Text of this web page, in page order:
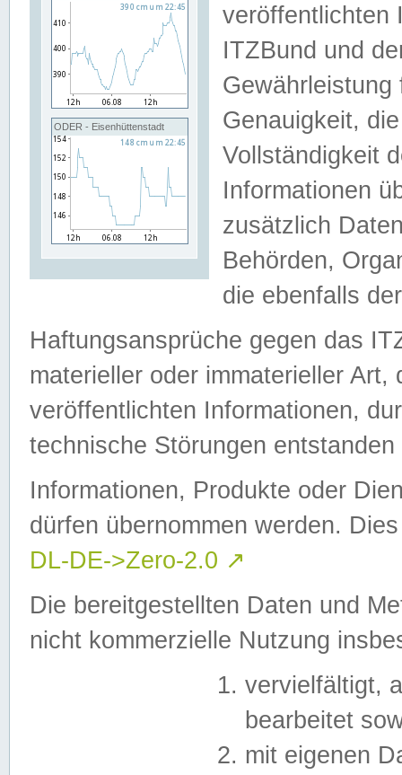
ODER - Eisenhüttenstadt
veröffentlichten
ITZBund und
Genauigkeit,
Vollständigkeit
Informationen
zusätzlich
Behörden,
die ebenfalls
Haftungsansprüche gegen das
materieller oder immaterieller
veröffentlichten Informationen,
technische Störungen
Informationen, Produkte oder
dürfen übernommen werden.
DL-DE->Zero-2.0 ↗
Die bereitgestellten Daten und
nicht kommerzielle Nutzung
vervielfältigt,
bearbeitet
mit eigenen